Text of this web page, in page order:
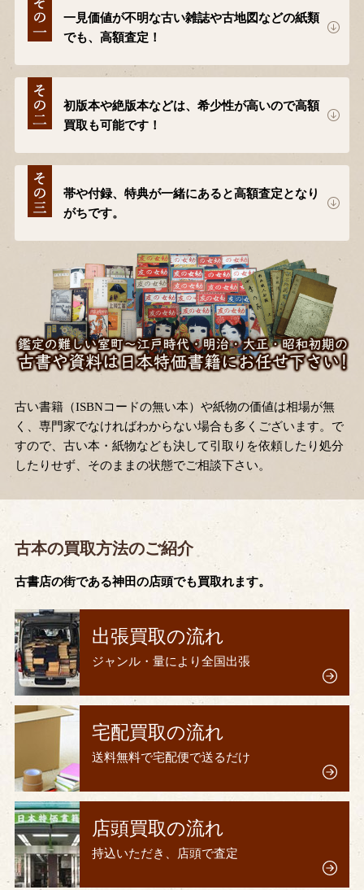
一見価値が不明な古い雑誌や古地図などの紙類
でも、高額査定！
初版本や絶版本などは、希少性が高いので高額
買取も可能です！
帯や付録、特典が一緒にあると高額査定となり
がちです。
古い書籍（ISBNコードの無い本）や紙物の価値は相場が無
く、専門家でなければわからない場合も多くございます。で
すので、古い本・紙物なども決して引取りを依頼したり処分
したりせず、そのままの状態でご相談下さい。
古本の買取方法のご紹介
古書店の街である神田の店頭でも買取れます。
出張買取の流れ
ジャンル・量により全国出張
宅配買取の流れ
送料無料で宅配便で送るだけ
店頭買取の流れ
持込いただき、店頭で査定